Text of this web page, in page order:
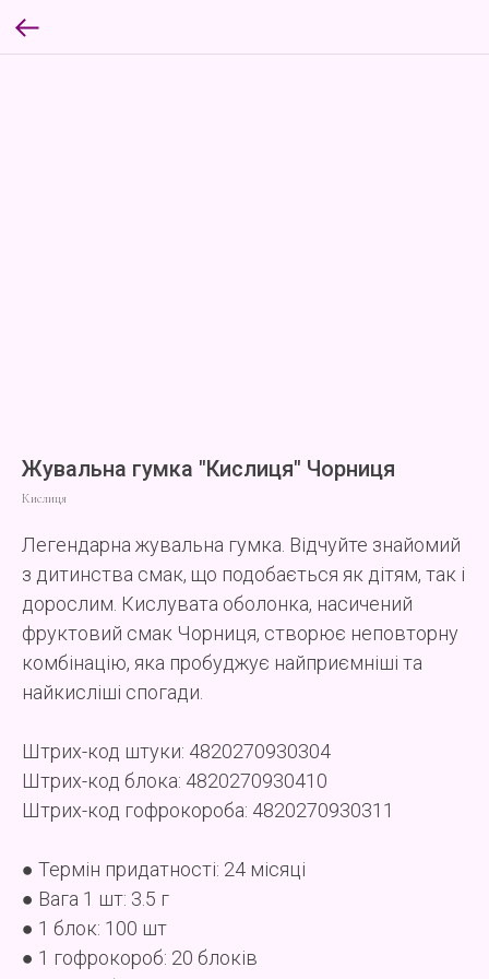
Жувальна гумка "Кислиця" Чорниця
Кислиця
Легендарна жувальна гумка. Відчуйте знайомий
з дитинства смак, що подобається як дітям, так і
дорослим. Кислувата оболонка, насичений
фруктовий смак Чорниця, створює неповторну
комбінацію, яка пробуджує найприємніші та
найкисліші спогади.
Штрих-код штуки: 4820270930304
Штрих-код блока: 4820270930410
Штрих-код гофрокороба: 4820270930311
● Термін придатності: 24 місяці
● Вага 1 шт: 3.5 г
● 1 блок: 100 шт
● 1 гофрокороб: 20 блоків